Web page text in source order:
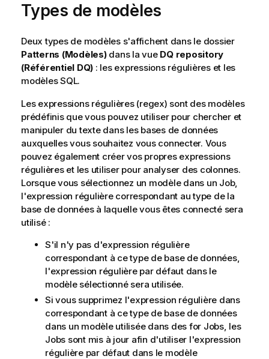
Types de modèles
Deux types de modèles s'affichent dans le dossier
Patterns (Modèles)dans la vue DQ repository
(Référentiel DQ) : les expressions régulières et les
modèles SQL.
Les expressions régulières (regex) sont des modèles
prédéfinis que vous pouvez utiliser pour chercher et
manipuler du texte dans les bases de données
auxquelles vous souhaitez vous connecter. Vous
pouvez également créer vos propres expressions
régulières et les utiliser pour analyser des colonnes.
Lorsque vous sélectionnez un modèle dans un Job,
l'expression régulière correspondant au type de la
base de données à laquelle vous êtes connecté sera
utilisé :
S'il n'y pas d'expression régulière
correspondant à ce type de base de données,
l'expression régulière par défaut dans le
modèle sélectionné sera utilisée.
Si vous supprimez l'expression régulière dans
correspondant à ce type de base de données
dans un modèle utilisée dans des for Jobs, les
Jobs sont mis à jour afin d'utiliser l'expression
régulière par défaut dans le modèle